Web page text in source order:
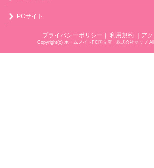
PCサイト
プライバシーポリシー ｜ 利用規約 ｜ア
Copyright(c) ホームメイトFC国立店 株式会社マップ